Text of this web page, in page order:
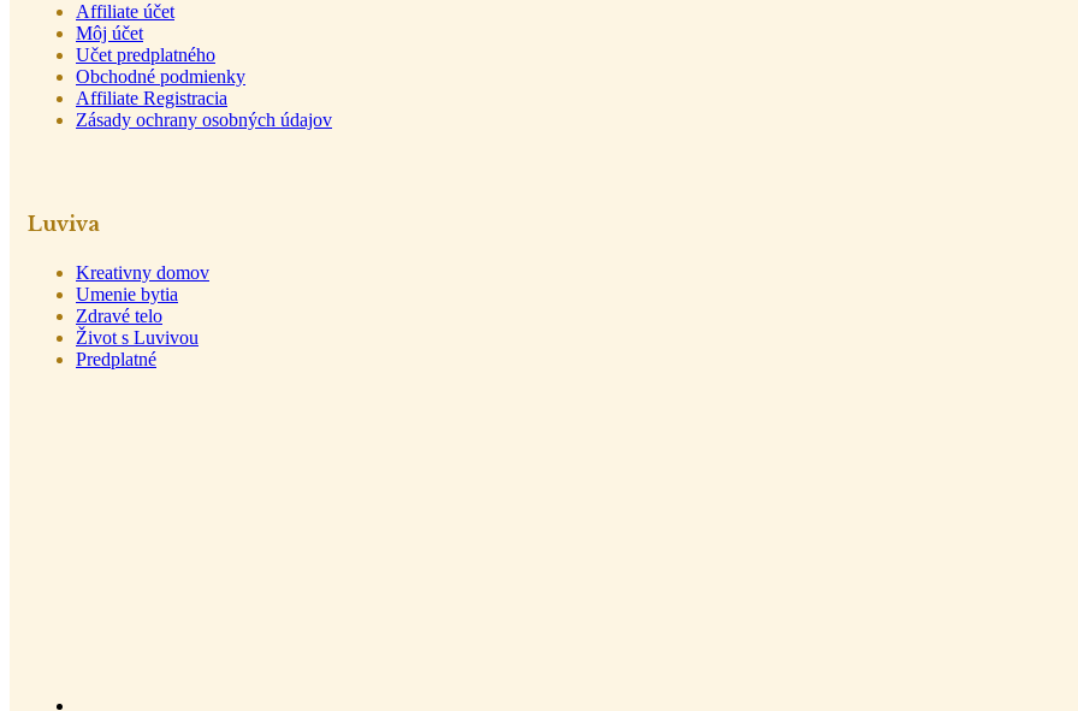
Affiliate účet
Môj účet
Učet predplatného
Obchodné podmienky
Affiliate Registracia
Zásady ochrany osobných údajov
Luviva
Kreativny domov
Umenie bytia
Zdravé telo
Život s Luvivou
Predplatné